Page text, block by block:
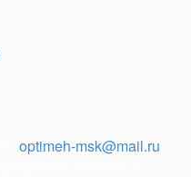
optimeh-msk@mail.ru